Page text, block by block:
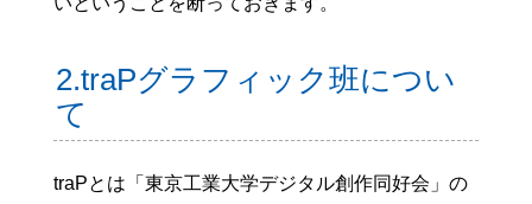
2.traPグラフィック班につい
て
traPとは「東京工業大学デジタル創作同好会」の